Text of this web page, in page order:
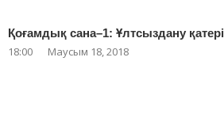
Қоғамдық сана–1: Ұлтсыздану қатері
18:00 Маусым 18, 2018